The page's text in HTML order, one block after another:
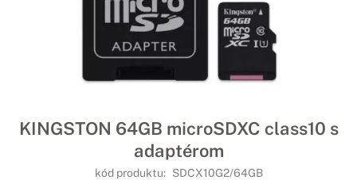
KINGSTON 64GB microSDXC class10 s
adaptérom
kód produktu: SDCX10G2/64GB